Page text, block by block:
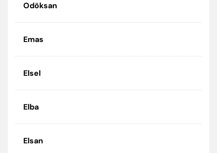
Odöksan
Emas
Elsel
Elba
Elsan